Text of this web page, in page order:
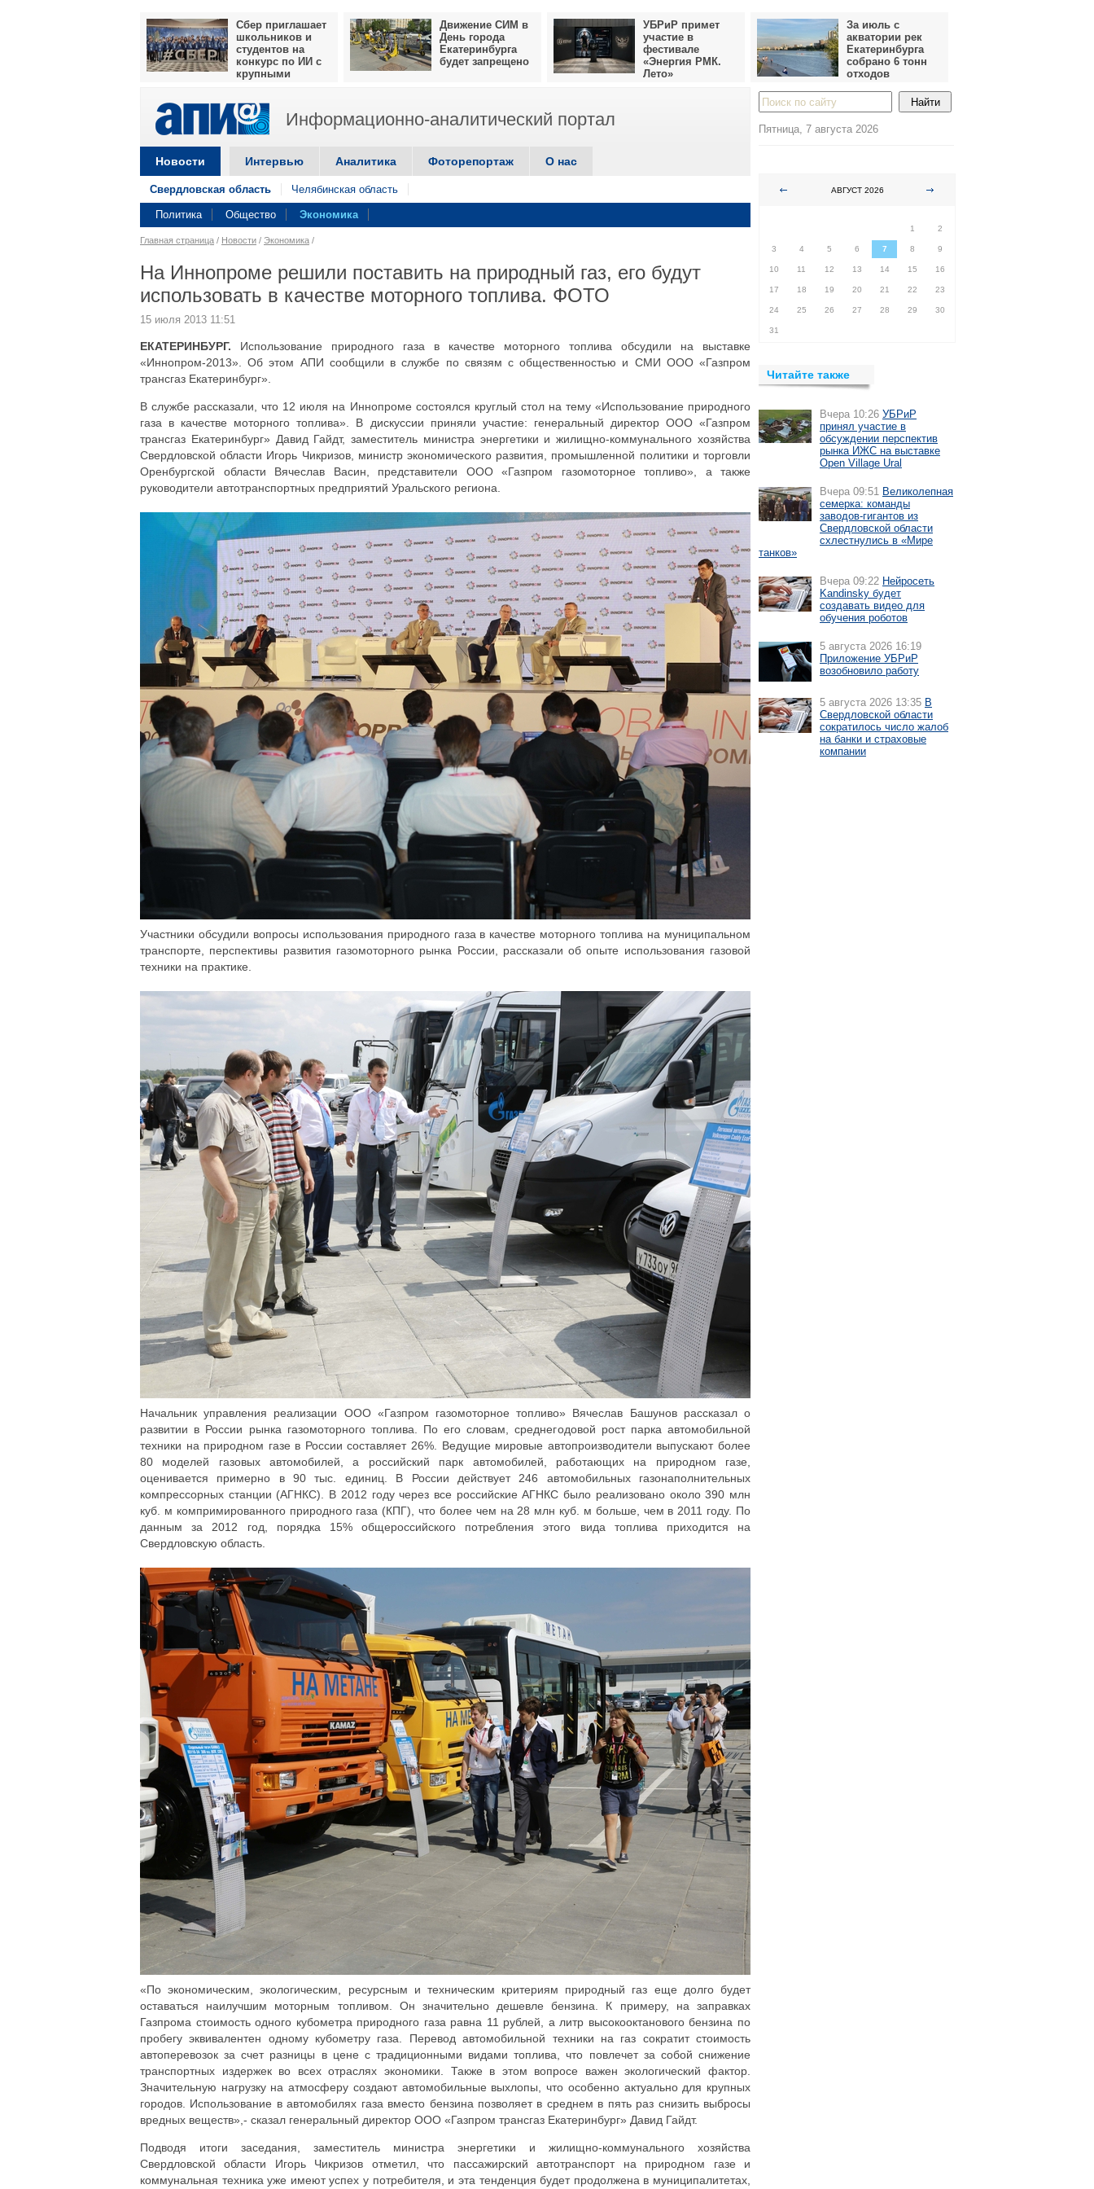
Сбер приглашает
школьников и
студентов на
конкурс по ИИ с
крупными
Движение СИМ в
День города
Екатеринбурга
будет запрещено
УБРиР примет
участие в
фестивале
«Энергия РМК.
Лето»
За июль с
акватории рек
Екатеринбурга
собрано 6 тонн
отходов
Информационно-аналитический портал
Новости Интервью Аналитика Фоторепортаж О нас
Свердловская область Челябинская область
Политика Общество Экономика
Главная страница / Новости / Экономика /
На Иннопроме решили поставить на природный газ, его будут
использовать в качестве моторного топлива. ФОТО
15 июля 2013 11:51
ЕКАТЕРИНБУРГ. Использование природного газа в качестве моторного топлива обсудили на выставке
«Иннопром-2013». Об этом АПИ сообщили в службе по связям с общественностью и СМИ ООО «Газпром
трансгаз Екатеринбург».
В службе рассказали, что 12 июля на Иннопроме состоялся круглый стол на тему «Использование природного
газа в качестве моторного топлива». В дискуссии приняли участие: генеральный директор ООО «Газпром
трансгаз Екатеринбург» Давид Гайдт, заместитель министра энергетики и жилищно-коммунального хозяйства
Свердловской области Игорь Чикризов, министр экономического развития, промышленной политики и торговли
Оренбургской области Вячеслав Васин, представители ООО «Газпром газомоторное топливо», а также
руководители автотранспортных предприятий Уральского региона.
Участники обсудили вопросы использования природного газа в качестве моторного топлива на муниципальном
транспорте, перспективы развития газомоторного рынка России, рассказали об опыте использования газовой
техники на практике.
Начальник управления реализации ООО «Газпром газомоторное топливо» Вячеслав Башунов рассказал о
развитии в России рынка газомоторного топлива. По его словам, среднегодовой рост парка автомобильной
техники на природном газе в России составляет 26%. Ведущие мировые автопроизводители выпускают более
80 моделей газовых автомобилей, а российский парк автомобилей, работающих на природном газе,
оценивается примерно в 90 тыс. единиц. В России действует 246 автомобильных газонаполнительных
компрессорных станции (АГНКС). В 2012 году через все российские АГНКС было реализовано около 390 млн
куб. м компримированного природного газа (КПГ), что более чем на 28 млн куб. м больше, чем в 2011 году. По
данным за 2012 год, порядка 15% общероссийского потребления этого вида топлива приходится на
Свердловскую область.
«По экономическим, экологическим, ресурсным и техническим критериям природный газ еще долго будет
оставаться наилучшим моторным топливом. Он значительно дешевле бензина. К примеру, на заправках
Газпрома стоимость одного кубометра природного газа равна 11 рублей, а литр высокооктанового бензина по
пробегу эквивалентен одному кубометру газа. Перевод автомобильной техники на газ сократит стоимость
автоперевозок за счет разницы в цене с традиционными видами топлива, что повлечет за собой снижение
транспортных издержек во всех отраслях экономики. Также в этом вопросе важен экологический фактор.
Значительную нагрузку на атмосферу создают автомобильные выхлопы, что особенно актуально для крупных
городов. Использование в автомобилях газа вместо бензина позволяет в среднем в пять раз снизить выбросы
вредных веществ»,- сказал генеральный директор ООО «Газпром трансгаз Екатеринбург» Давид Гайдт.
Подводя итоги заседания, заместитель министра энергетики и жилищно-коммунального хозяйства
Свердловской области Игорь Чикризов отметил, что пассажирский автотранспорт на природном газе и
коммунальная техника уже имеют успех у потребителя, и эта тенденция будет продолжена в муниципалитетах,
Пятница, 7 августа 2026
АВГУСТ 2026
1
2
3 4 5 6 7 8 9
10 11 12 13 14 15 16
17 18 19 20 21 22 23
24 25 26 27 28 29 30
31
Читайте также
Вчера 10:26 УБРиР
принял участие в
обсуждении перспектив
рынка ИЖС на выставке
Open Village Ural
Вчера 09:51 Великолепная
семерка: команды
заводов-гигантов из
Свердловской области
схлестнулись в «Мире
танков»
Вчера 09:22 Нейросеть
Kandinsky будет
создавать видео для
обучения роботов
5 августа 2026 16:19
Приложение УБРиР
возобновило работу
5 августа 2026 13:35 В
Свердловской области
сократилось число жалоб
на банки и страховые
компании